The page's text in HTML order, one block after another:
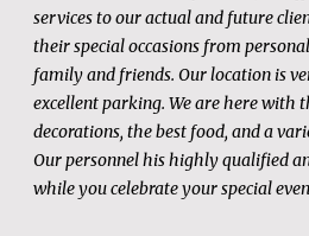
services to our actual and future
their special occasions from
family and friends. Our location is
excellent parking. We are here with
decorations, the best food, and a
Our personnel his highly qualified
while you celebrate your special